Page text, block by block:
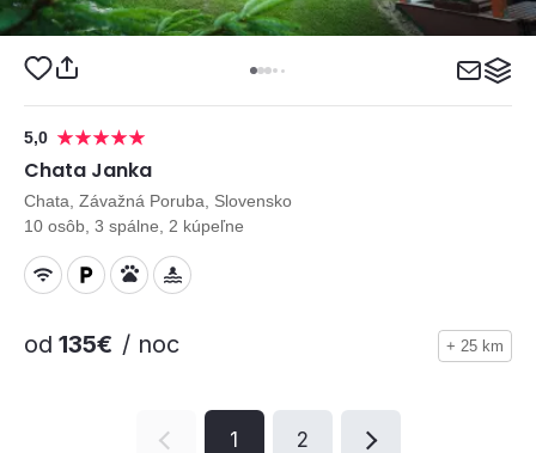
5,0
Chata Janka
Chata, Závažná Poruba, Slovensko
10 osôb, 3 spálne, 2 kúpeľne
od 135€ / noc + 25 km
1 2